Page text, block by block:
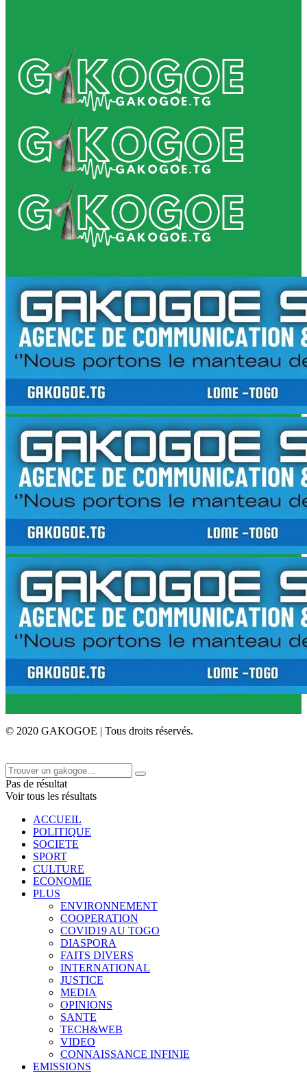
© 2020 GAKOGOE | Tous droits réservés.
Pas de résultat
Voir tous les résultats
ACCUEIL
POLITIQUE
SOCIETE
SPORT
CULTURE
ECONOMIE
PLUS
ENVIRONNEMENT
COOPERATION
COVID19 AU TOGO
DIASPORA
FAITS DIVERS
INTERNATIONAL
JUSTICE
MEDIA
OPINIONS
SANTE
TECH&WEB
VIDEO
CONNAISSANCE INFINIE
EMISSIONS